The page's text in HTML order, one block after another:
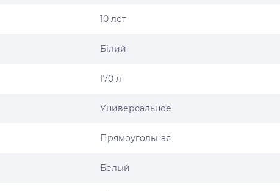
10 лет
Білий
170 л
Универсальное
Прямоугольная
Белый